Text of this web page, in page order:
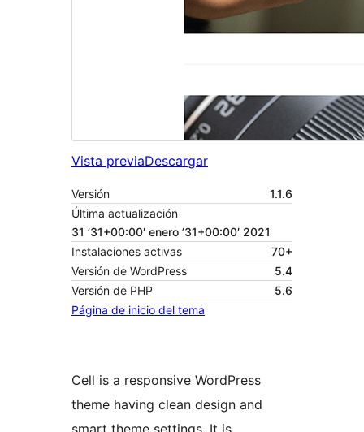
Vista previaDescargar
Versión
1.1.6
Última actualización
31 ’31+00:00′ enero ’31+00:00′ 2021
Instalaciones activas
70+
Versión de WordPress
5.4
Versión de PHP
5.6
Página de inicio del tema
Cell is a responsive WordPress
theme having clean design and